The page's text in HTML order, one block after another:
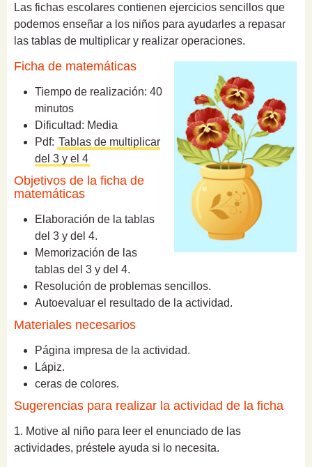
Las fichas escolares contienen ejercicios sencillos que
podemos enseñar a los niños para ayudarles a repasar
las tablas de multiplicar y realizar operaciones.
Ficha de matemáticas
Tiempo de realización: 40
minutos
Dificultad: Media
Pdf: Tablas de multiplicar
del 3 y el 4
Objetivos de la ficha de
matemáticas
Elaboración de la tablas
del 3 y del 4.
Memorización de las
tablas del 3 y del 4.
Resolución de problemas sencillos.
Autoevaluar el resultado de la actividad.
Materiales necesarios
Página impresa de la actividad.
Lápiz.
ceras de colores.
Sugerencias para realizar la actividad de la ficha
1. Motive al niño para leer el enunciado de las
actividades, préstele ayuda si lo necesita.